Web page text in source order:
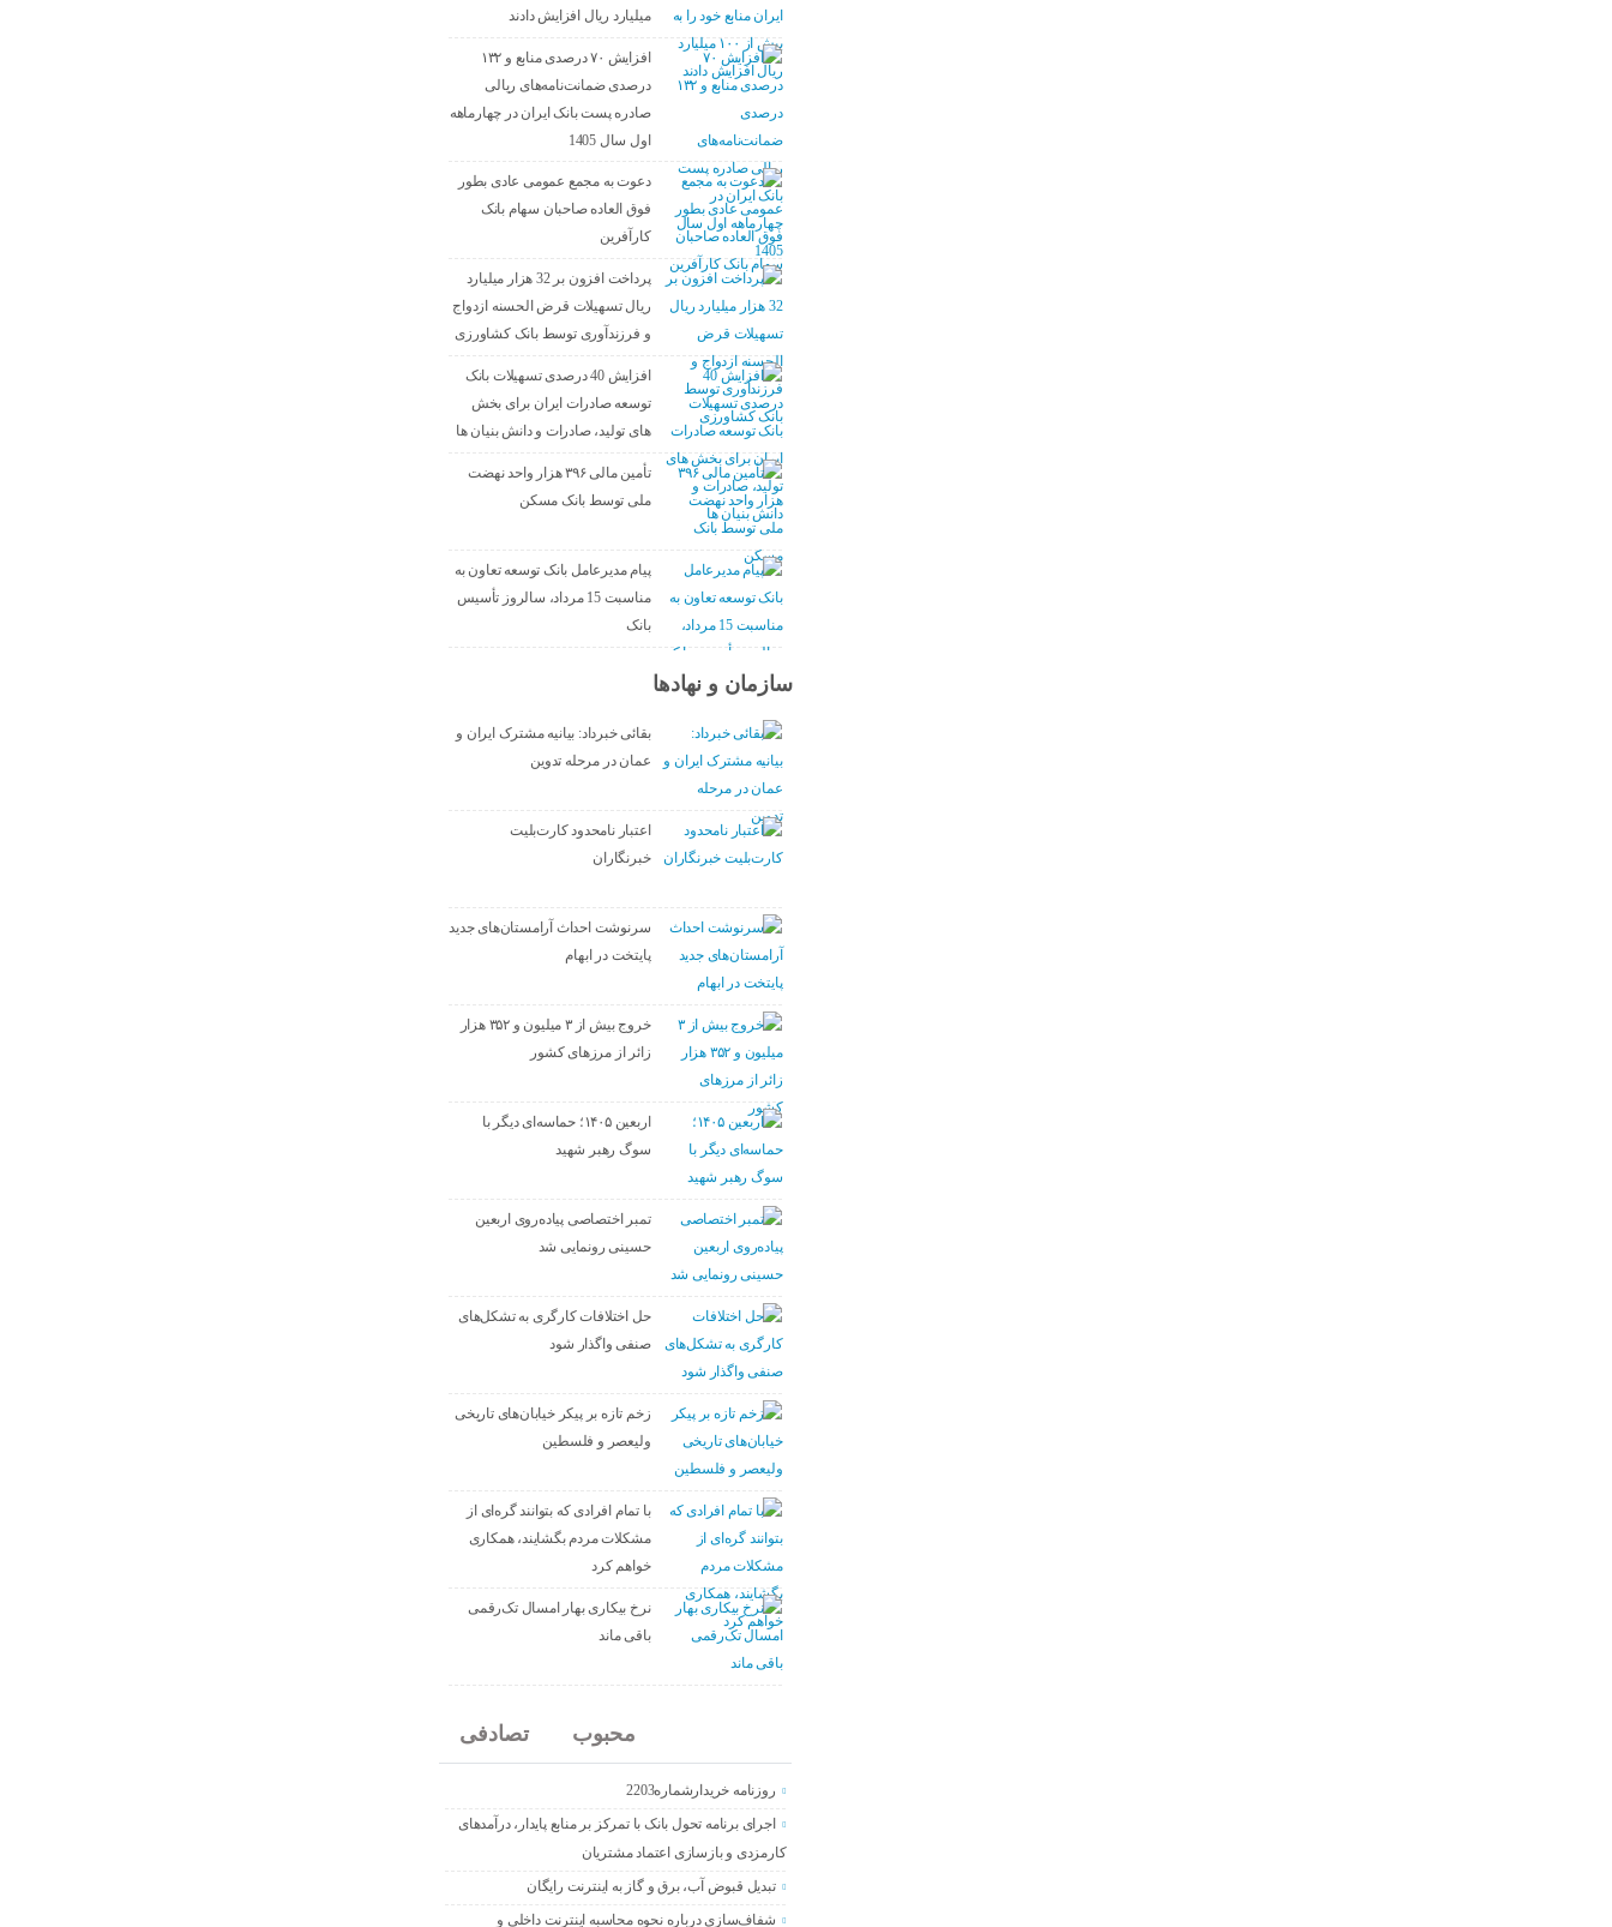
میلیارد ریال افزایش دادند
افزایش ۷۰ درصدی منابع و ۱۳۲
درصدی ضمانت‌نامه‌های ریالی
صادره پست بانک ایران در چهارماهه
اول سال 1405
دعوت به مجمع عمومی عادی بطور
فوق العاده صاحبان سهام بانک
کارآفرین
پرداخت افزون بر 32 هزار میلیارد
ریال تسهیلات قرض الحسنه ازدواج
و فرزندآوری توسط بانک کشاورزی
افزایش 40 درصدی تسهیلات بانک
توسعه صادرات ایران برای بخش
های تولید، صادرات و دانش بنیان ها
تأمین مالی ۳۹۶ هزار واحد نهضت
ملی توسط بانک مسکن
پیام مدیرعامل بانک توسعه تعاون به
مناسبت 15 مرداد، سالروز تأسیس
بانک
سازمان و نهادها
بقائی خبرداد: بیانیه مشترک ایران و
عمان در مرحله تدوین
اعتبار نامحدود کارت‌بلیت
خبرنگاران
سرنوشت احداث آرامستان‌های جدید
پایتخت در ابهام
خروج بیش از ۳ میلیون و ۳۵۲ هزار
زائر از مرزهای کشور
اربعین ۱۴۰۵؛ حماسه‌ای دیگر با
سوگ رهبر شهید
تمبر اختصاصی پیاده‌روی اربعین
حسینی رونمایی شد
حل اختلافات کارگری به تشکل‌های
صنفی واگذار شود
زخم تازه بر پیکر خیابان‌های تاریخی
ولیعصر و فلسطین
با تمام افرادی که بتوانند گره‌ای از
مشکلات مردم بگشایند، همکاری
خواهم کرد
نرخ بیکاری بهار امسال تک‌رقمی
باقی ماند
محبوب تصادفی
روزنامه خریدارشماره2203
اجرای برنامه تحول بانک با تمرکز بر منابع پایدار، درآمدهای
کارمزدی و بازسازی اعتماد مشتریان
تبدیل قبوض آب، برق و گاز به اینترنت رایگان
شفاف‌سازی درباره نحوه محاسبه اینترنت داخلی و